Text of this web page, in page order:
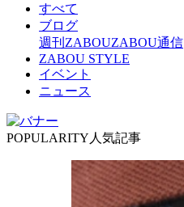
すべて
ブログ
週刊ZABOUZABOU通信
ZABOU STYLE
イベント
ニュース
POPULARITY 人気記事